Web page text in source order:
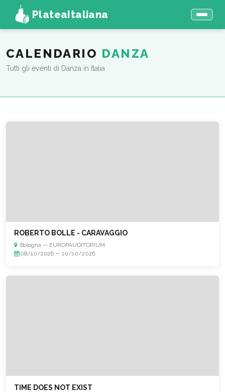
PlateaItaliana
CALENDARIO DANZA
Tutti gli eventi di Danza in Italia
ROBERTO BOLLE - CARAVAGGIO
Bologna — EUROPAUDITORIUM
08/10/2026 — 10/10/2026
TIME DOES NOT EXIST